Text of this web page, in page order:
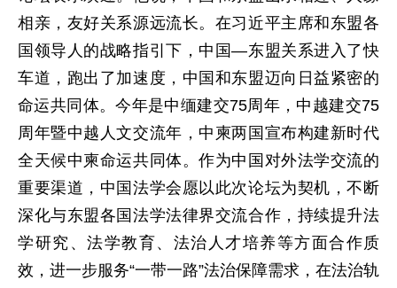
相亲，友好关系源远流长。在习近平主席和东盟各
国领导人的战略指引下，中国—东盟关系进入了快
车道，跑出了加速度，中国和东盟迈向日益紧密的
命运共同体。今年是中缅建交75周年，中越建交75
周年暨中越人文交流年，中柬两国宣布构建新时代
全天候中柬命运共同体。作为中国对外法学交流的
重要渠道，中国法学会愿以此次论坛为契机，不断
深化与东盟各国法学法律界交流合作，持续提升法
学研究、法学教育、法治人才培养等方面合作质
效，进一步服务“一带一路”法治保障需求，在法治轨